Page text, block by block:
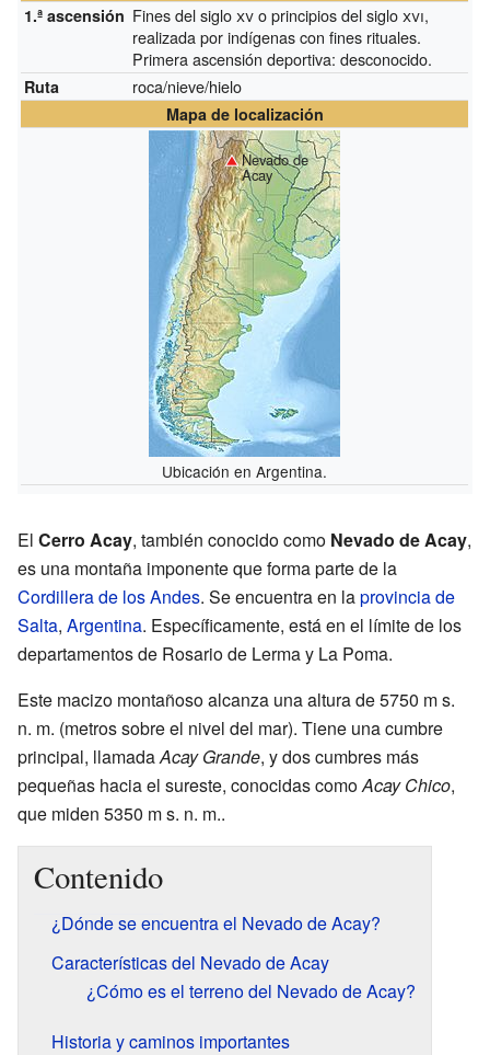
1.ª ascensión Fines del sigloxvo principios del sigloxvi,
realizada por indígenas con fines rituales.
Primera ascensión deportiva: desconocido.
Ruta roca/nieve/hielo
Mapa de localización
Nevado de
Acay
Ubicación en Argentina.
El Cerro Acay, también conocido como Nevado de Acay,
es una montaña imponente que forma parte de la
Cordillera de los Andes. Se encuentra en laprovincia de
Salta, Argentina. Específicamente, está en el límite de los
departamentos de Rosario de Lerma y La Poma.
Este macizo montañoso alcanza una altura de 5750 m s.
n. m. (metros sobre el nivel del mar). Tiene una cumbre
principal, llamadaAcay Grande, y dos cumbres más
pequeñas hacia el sureste, conocidas comoAcay Chico,
que miden 5350 m s. n. m..
Contenido
¿Dónde se encuentra el Nevado de Acay?
Características del Nevado de Acay
¿Cómo es el terreno del Nevado de Acay?
Historia y caminos importantes